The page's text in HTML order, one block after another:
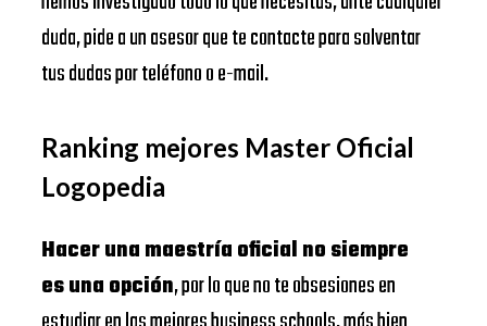
duda, pide a un asesor que te contacte para solventar
tus dudas por teléfono o e-mail.
Ranking mejores Master Oficial
Logopedia
Hacer una maestría oficial no siempre
es una opción, por lo que no te obsesiones en